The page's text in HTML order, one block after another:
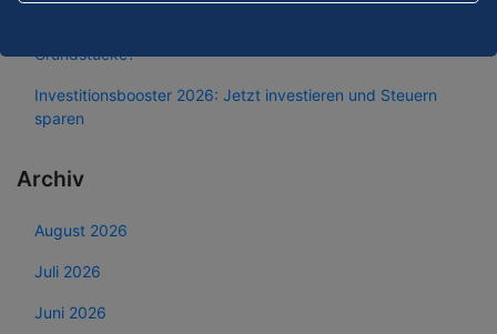
Grundstücke?
Investitionsbooster 2026: Jetzt investieren und Steuern
sparen
Archiv
August 2026
Juli 2026
Juni 2026